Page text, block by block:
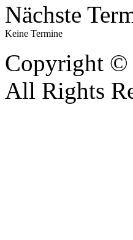
Nächste
Keine Termine
Copyright ©
All Rights